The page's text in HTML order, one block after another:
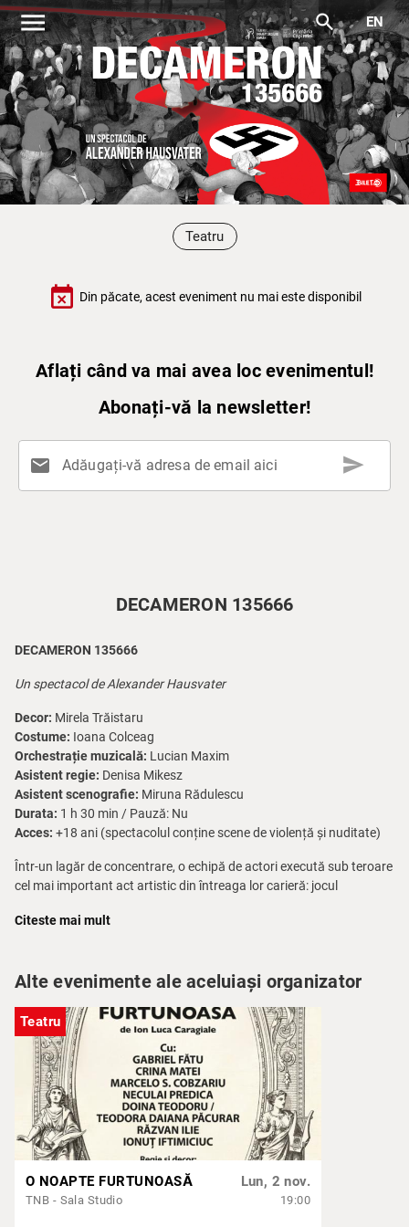
menu search EN
Teatru
event_busy Din păcate, acest eveniment nu mai este disponibil
Aflați când va mai avea loc evenimentul!
Abonați-vă la newsletter!
mail Adăugați-vă adresa de email aici send
DECAMERON 135666
DECAMERON 135666
Un spectacol de Alexander Hausvater
Decor: Mirela Trăistaru
Costume: Ioana Colceag
Orchestrație muzicală: Lucian Maxim
Asistent regie: Denisa Mikesz
Asistent scenografie: Miruna Rădulescu
Durata: 1 h 30 min / Pauză: Nu
Acces: +18 ani (spectacolul conține scene de violență și nuditate)
Într-un lagăr de concentrare, o echipă de actori execută sub teroare
cel mai important act artistic din întreaga lor carieră: jocul
brutalizați, artiștii interpretați de Ioana Calotă, Ioan Paraschiv,
imaginație.
„Am simțit o nevoie profundă în societatea românească de azi de a
înțelege real care e funcția teatrului (…) în acest spectacol este o
luptă pe viață și pe moarte între teatru, artă, poveste și autoritățile
politice.”– Alexander Hausvater, regizor
Distribuție:
Ioana Calotă, Radu Catană, Ștefan Liță, Ioan
Paraschiv, Claudia Vasile
Citeste mai mult
Alte evenimente ale aceluiași organizator
Teatru
O NOAPTE FURTUNOASĂ
TNB - Sala Studio
Lun, 2 nov.
19:00